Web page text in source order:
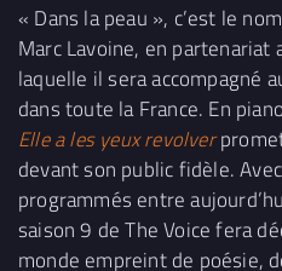
« Dans la peau », c’est le
Marc Lavoine, en
laquelle il sera accompagné
dans toute la France. En
Elle a les yeux revolver
devant son public fidèle.
programmés entre
saison 9 de The Voice fera
monde empreint de poésie,